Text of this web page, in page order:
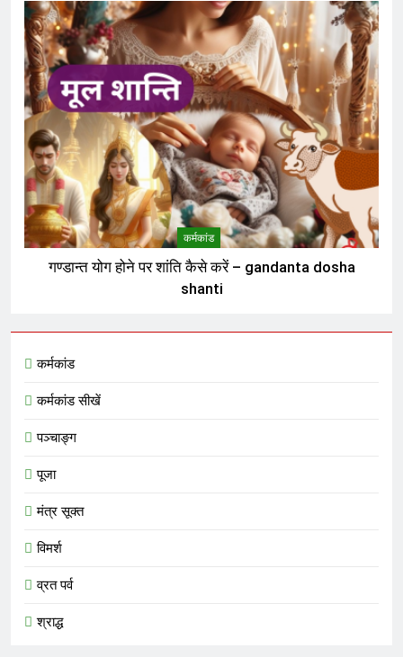
कर्मकांड
गण्डान्त योग होने पर शांति कैसे करें – gandanta dosha
shanti
कर्मकांड
कर्मकांड सीखें
पञ्चाङ्ग
पूजा
मंत्र सूक्त
विमर्श
व्रत पर्व
श्राद्ध